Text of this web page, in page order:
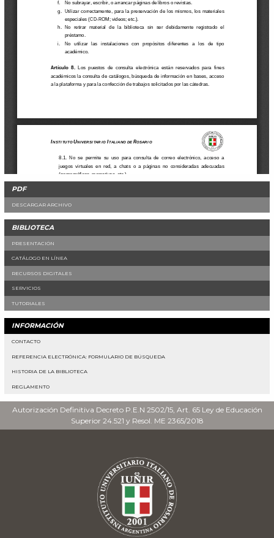
PDF
DESCARGAR ARCHIVO
BIBLIOTECA
PRESENTACIÓN
CATÁLOGO EN LÍNEA
RECURSOS DIGITALES
SERVICIOS
TUTORIALES
INFORMACIÓN
CONTACTO
REFERENCIA ELECTRÓNICA: FORMULARIO DE BÚSQUEDA
HISTORIA DE LA BIBLIOTECA
REGLAMENTO
Autorización Definitiva Decreto P.E.N 2502/15, Art. 65 Ley de Educación
Superior 24.521 y Resol. ME 2365/2018